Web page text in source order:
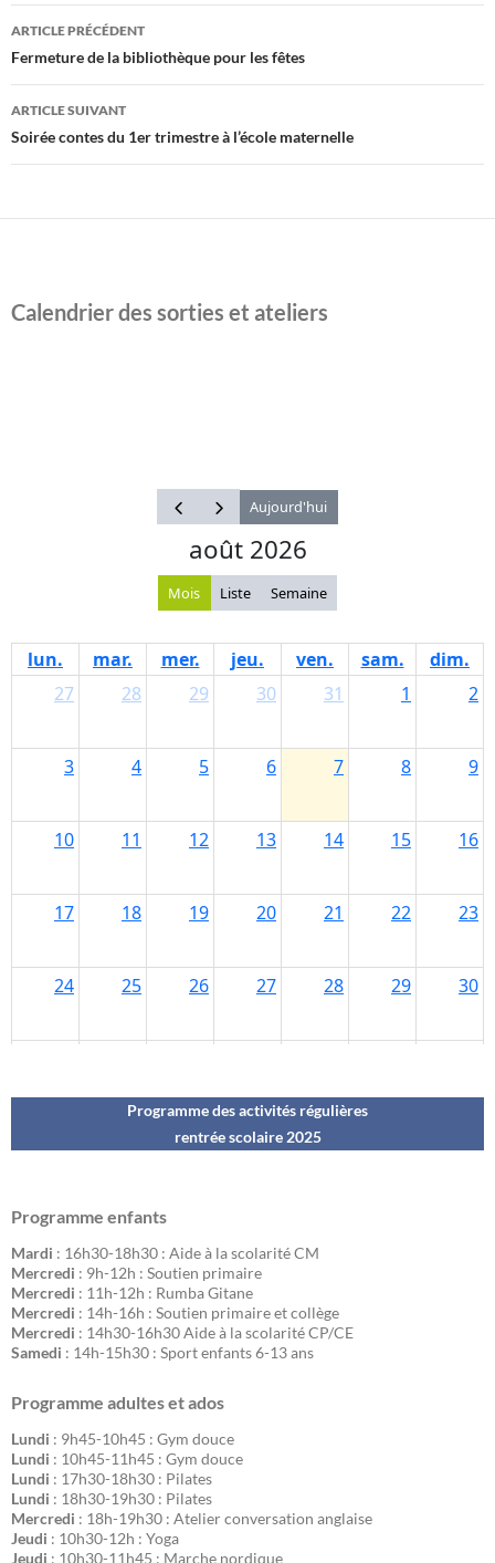
Navigation
des
articles
ARTICLE PRÉCÉDENT
Fermeture de la bibliothèque pour les fêtes
ARTICLE SUIVANT
Soirée contes du 1er trimestre à l’école maternelle
Calendrier des sorties et ateliers
Programme des activités régulières
rentrée scolaire 2025
Programme enfants
Mardi : 16h30-18h30 : Aide à la scolarité CM
Mercredi : 9h-12h : Soutien primaire
Mercredi : 11h-12h : Rumba Gitane
Mercredi : 14h-16h : Soutien primaire et collège
Mercredi : 14h30-16h30 Aide à la scolarité CP/CE
Samedi : 14h-15h30 : Sport enfants 6-13 ans
Programme adultes et ados
Lundi : 9h45-10h45 : Gym douce
Lundi : 10h45-11h45 : Gym douce
Lundi : 17h30-18h30 : Pilates
Lundi : 18h30-19h30 : Pilates
Mercredi : 18h-19h30 : Atelier conversation anglaise
Jeudi : 10h30-12h : Yoga
Jeudi : 10h30-11h45 : Marche nordique